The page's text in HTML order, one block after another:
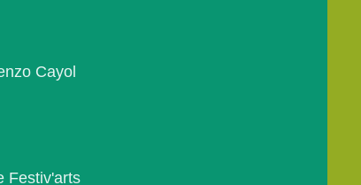
Cayol
Festiv'arts